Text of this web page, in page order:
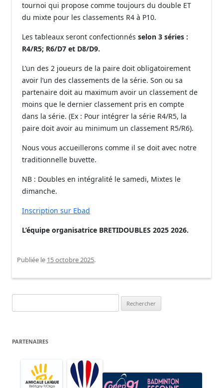
tournoi qui propose comme toujours du double ET
du mixte pour les classements R4 à P10.
Les tableaux seront confectionnés selon 3 séries :
R4/R5; R6/D7 et D8/D9.
L’un des 2 joueurs de la paire doit obligatoirement
avoir l’un des classements de la série. Son ou sa
partenaire doit au maximum avoir un classement de
moins que le dernier classement pris en compte
dans la série. (Ex : Pour intégrer la série R4/R5, la
paire doit avoir au minimum un classement R5/R6).
Nous vous accueillerons comme il se doit avec notre
traditionnelle buvette.
NB : Doubles en intégralité le samedi, Mixtes le
dimanche.
Inscription sur Ebad
L’équipe organisatrice BRETIDOUBLES 2025 2026.
Publiée le 15 octobre 2025.
PARTENAIRES